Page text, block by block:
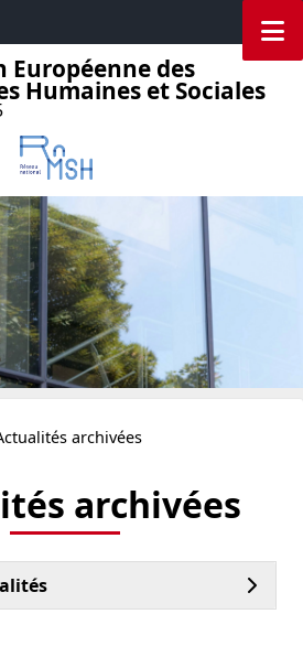
Européenne des
Humaines et Sociales
archivées
archivées